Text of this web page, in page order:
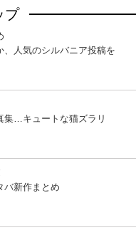
プ
、人気のシルバニア投稿を
集…キュートな猫ズラリ
新作まとめ